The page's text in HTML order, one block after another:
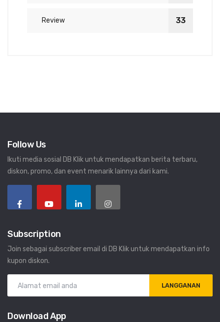
Review 33
Follow Us
Ikuti media sosial DB Klik untuk mendapatkan berita terbaru,
diskon, promo, dan event menarik lainnya dari kami.
Subscription
Join sebagai subscriber email di DB Klik untuk mendapatkan info
kupon diskon.
LANGGANAN
Download App